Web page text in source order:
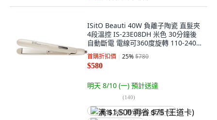
ISitO Beauti 40W 負離子陶瓷 直髮夾
4段溫控 IS-23E08DH 米色 30分鐘後
自動斷電 電線可360度旋轉 110-240V
全球通用電壓 角蛋白與摩洛哥堅果油
陶瓷釉面板
首購折扣價 25%$780
$580
明天 8/10 (一) 預計送達
(140)
满 $1,500 再省 $75 (王道卡)